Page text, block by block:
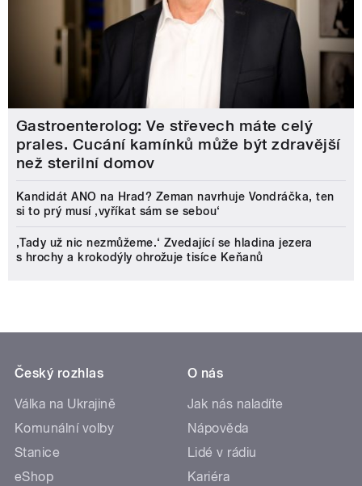
Gastroenterolog: Ve střevech máte celý
prales. Cucání kamínků může být zdravější
než sterilní domov
Kandidát ANO na Hrad? Zeman navrhuje Vondráčka, ten
si to prý musí ‚vyříkat sám se sebou‘
‚Tady už nic nezmůžeme.‘ Zvedající se hladina jezera
s hrochy a krokodýly ohrožuje tisíce Keňanů
Český rozhlas
Válka na Ukrajině
Komunální volby
Stanice
eShop
O nás
Jak nás naladíte
Nápověda
Lidé v rádiu
Kariéra